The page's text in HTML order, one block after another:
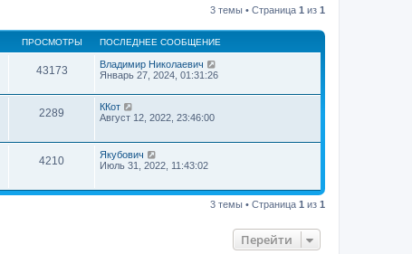
3 темы • Страница 1 из 1
ПРОСМОТРЫ ПОСЛЕДНЕЕ СООБЩЕНИЕ
43173
Владимир Николаевич
Январь 27, 2024, 01:31:26
2289
ККот
Август 12, 2022, 23:46:00
4210
Якубович
Июль 31, 2022, 11:43:02
3 темы • Страница 1 из 1
Перейти